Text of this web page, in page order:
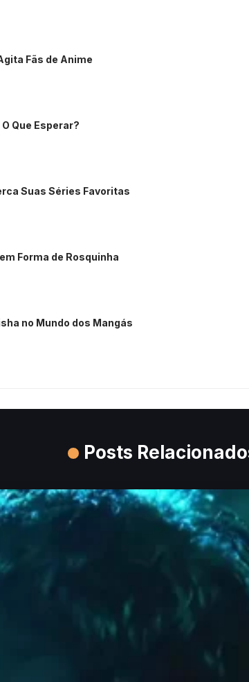
Fãs de Anime
Que Esperar?
Suas Séries Favoritas
Forma de Rosquinha
no Mundo dos Mangás
Posts